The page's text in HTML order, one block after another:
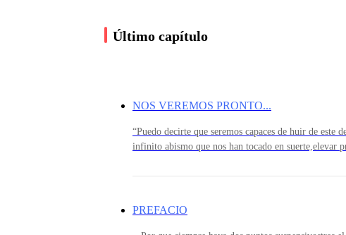
con la insignia de plata en la mirada,
Último capítulo
NOS VEREMOS PRONTO...
“Puedo decirte que seremos capaces de huir de este
infinito abismo que nos han tocado en suerte,elevar
no es un misterio que se me haya otorgado,y mi
habré perdido.”Estimado lector, gracias por llegar
PREFACIO